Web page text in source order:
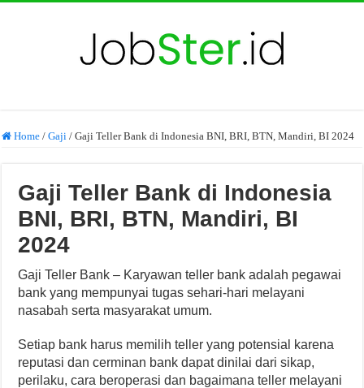
Home / Gaji / Gaji Teller Bank di Indonesia BNI, BRI, BTN, Mandiri, BI 2024
Gaji Teller Bank di Indonesia
BNI, BRI, BTN, Mandiri, BI
2024
Gaji Teller Bank – Karyawan teller bank adalah pegawai
bank yang mempunyai tugas sehari-hari melayani
nasabah serta masyarakat umum.
Setiap bank harus memilih teller yang potensial karena
reputasi dan cerminan bank dapat dinilai dari sikap,
perilaku, cara beroperasi dan bagaimana teller melayani